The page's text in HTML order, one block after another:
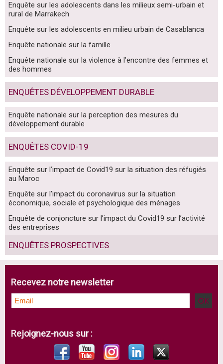
Enquête sur les adolescents dans les milieux semi-urbain et
rural de Marrakech
Enquête sur les adolescents en milieu urbain de Casablanca
Enquête nationale sur la famille
Enquête nationale sur la violence à l’encontre des femmes et
des hommes
ENQUÊTES DÉVELOPPEMENT DURABLE
Enquête nationale sur la perception des mesures du
développement durable
ENQUÊTES COVID-19
Enquête sur l’impact de Covid19 sur la situation des réfugiés
au Maroc
Enquête sur l’impact du coronavirus sur la situation
économique, sociale et psychologique des ménages
Enquête de conjoncture sur l’impact du Covid19 sur l’activité
des entreprises
ENQUÊTES PROSPECTIVES
Recevez notre newsletter
Rejoignez-nous sur :